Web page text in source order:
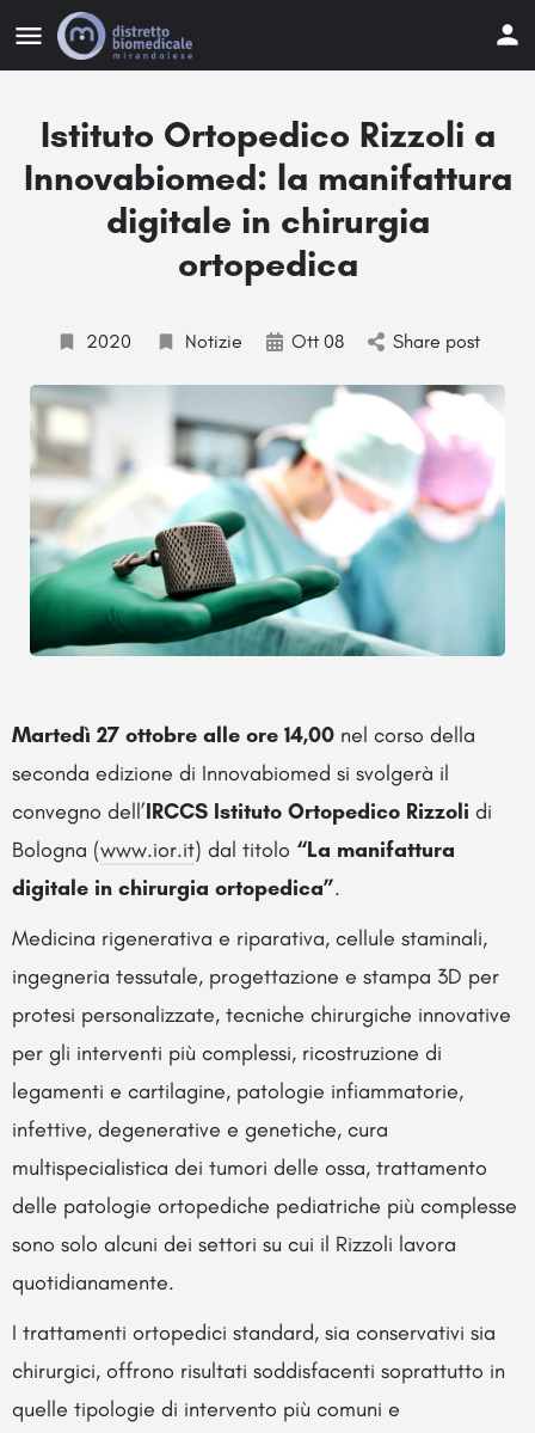
Istituto Ortopedico Rizzoli a
Innovabiomed: la manifattura
digitale in chirurgia
ortopedica
2020 Notizie Ott 08 Share post
Martedì 27 ottobre alle ore 14,00 nel corso della
seconda edizione di Innovabiomed si svolgerà il
convegno dell’IRCCS Istituto Ortopedico Rizzoli di
Bologna (www.ior.it) dal titolo “La manifattura
digitale in chirurgia ortopedica”.
Medicina rigenerativa e riparativa, cellule staminali,
ingegneria tessutale, progettazione e stampa 3D per
protesi personalizzate, tecniche chirurgiche innovative
per gli interventi più complessi, ricostruzione di
legamenti e cartilagine, patologie infiammatorie,
infettive, degenerative e genetiche, cura
multispecialistica dei tumori delle ossa, trattamento
delle patologie ortopediche pediatriche più complesse
sono solo alcuni dei settori su cui il Rizzoli lavora
quotidianamente.
I trattamenti ortopedici standard, sia conservativi sia
chirurgici, offrono risultati soddisfacenti soprattutto in
quelle tipologie di intervento più comuni e